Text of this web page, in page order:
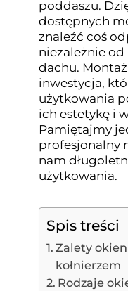
poddaszu.
dostępnych
znaleźć coś
niezależnie
dachu.
inwestycja,
użytkowania
ich estetykę i
Pamiętajmy
profesjonalny
nam
użytkowania.
Spis treści
Zalety
kołnierzem
Rodzaje